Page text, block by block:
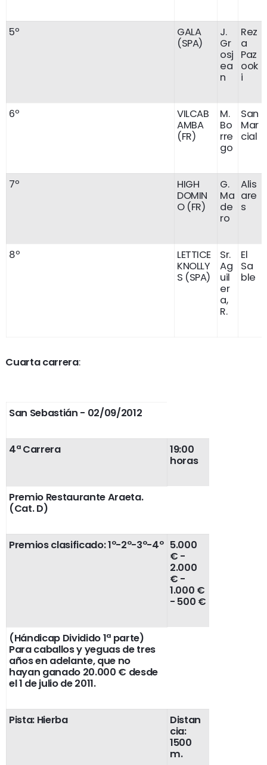
5º
GALA
(SPA)
J.
Gr
osj
ea
n
Rez
a
Paz
ook
i
6º
VILCAB
AMBA
(FR)
M.
Bo
rre
go
San
Mar
cial
7º
HIGH
DOMIN
O (FR)
G.
Ma
de
ro
Alis
are
s
8º
LETTICE
KNOLLY
S (SPA)
Sr.
Ag
uil
er
a,
R.
El
Sa
ble
Cuarta carrera:
San Sebastián - 02/09/2012
4ª Carrera
19:00
horas
Premio Restaurante Araeta.
(Cat. D)
Premios clasificado: 1º-2º-3º-4º 5.000
€ -
2.000
€ -
1.000 €
- 500 €
(Hándicap Dividido 1ª parte)
Para caballos y yeguas de tres
años en adelante, que no
hayan ganado 20.000 € desde
el 1 de julio de 2011.
Pista: Hierba
Distan
cia:
1500
m.